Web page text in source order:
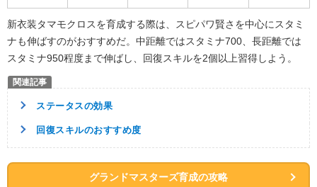
新衣装タマモクロスを育成する際は、スピパワ賢さを中心にスタミ
ナも伸ばすのがおすすめだ。中距離ではスタミナ700、長距離では
スタミナ950程度まで伸ばし、回復スキルを2個以上習得しよう。
ステータスの効果
回復スキルのおすすめ度
グランドマスターズ育成の攻略